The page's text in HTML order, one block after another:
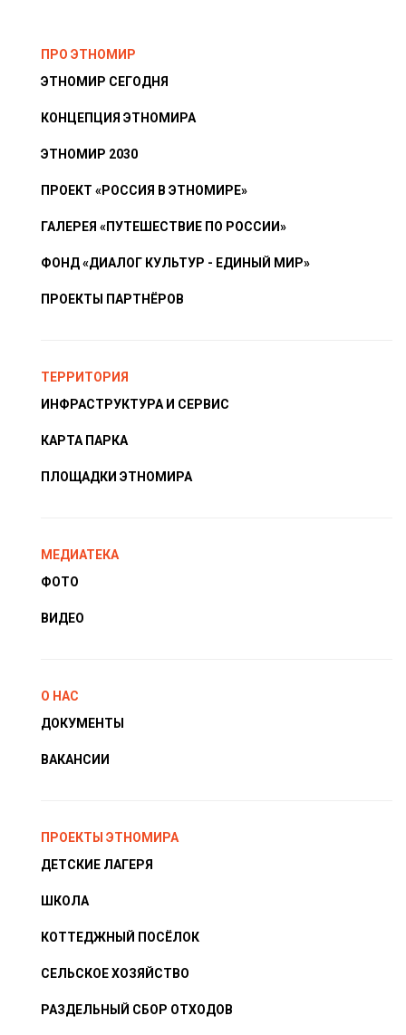
ПРО ЭТНОМИР
ЭТНОМИР СЕГОДНЯ
КОНЦЕПЦИЯ ЭТНОМИРА
ЭТНОМИР 2030
ПРОЕКТ «РОССИЯ В ЭТНОМИРЕ»
ГАЛЕРЕЯ «ПУТЕШЕСТВИЕ ПО РОССИИ»
ФОНД «ДИАЛОГ КУЛЬТУР - ЕДИНЫЙ МИР»
ПРОЕКТЫ ПАРТНЁРОВ
ТЕРРИТОРИЯ
ИНФРАСТРУКТУРА И СЕРВИС
КАРТА ПАРКА
ПЛОЩАДКИ ЭТНОМИРА
МЕДИАТЕКА
ФОТО
ВИДЕО
О НАС
ДОКУМЕНТЫ
ВАКАНСИИ
ПРОЕКТЫ ЭТНОМИРА
ДЕТСКИЕ ЛАГЕРЯ
ШКОЛА
КОТТЕДЖНЫЙ ПОСЁЛОК
СЕЛЬСКОЕ ХОЗЯЙСТВО
РАЗДЕЛЬНЫЙ СБОР ОТХОДОВ